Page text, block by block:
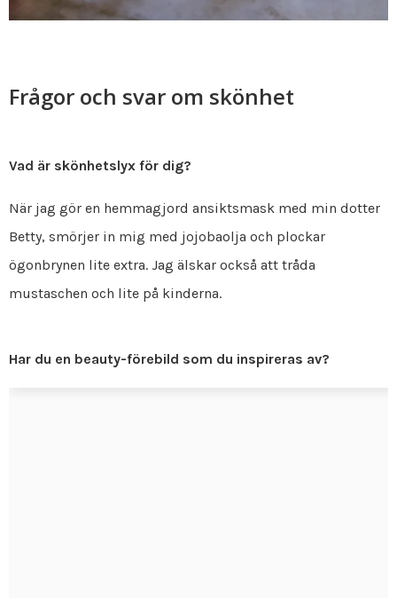
Frågor och svar om skönhet
Vad är skönhetslyx för dig?
När jag gör en hemmagjord ansiktsmask med min dotter
Betty, smörjer in mig med jojobaolja och plockar
ögonbrynen lite extra. Jag älskar också att tråda
mustaschen och lite på kinderna.
Har du en beauty-förebild som du inspireras av?